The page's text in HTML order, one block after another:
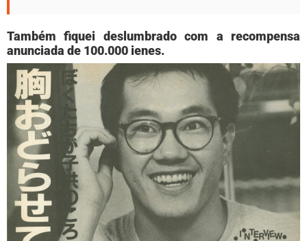
Também fiquei deslumbrado com a recompensa
anunciada de 100.000 ienes.